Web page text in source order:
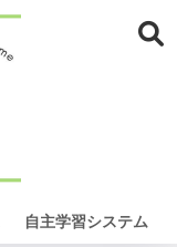
自主学習システム